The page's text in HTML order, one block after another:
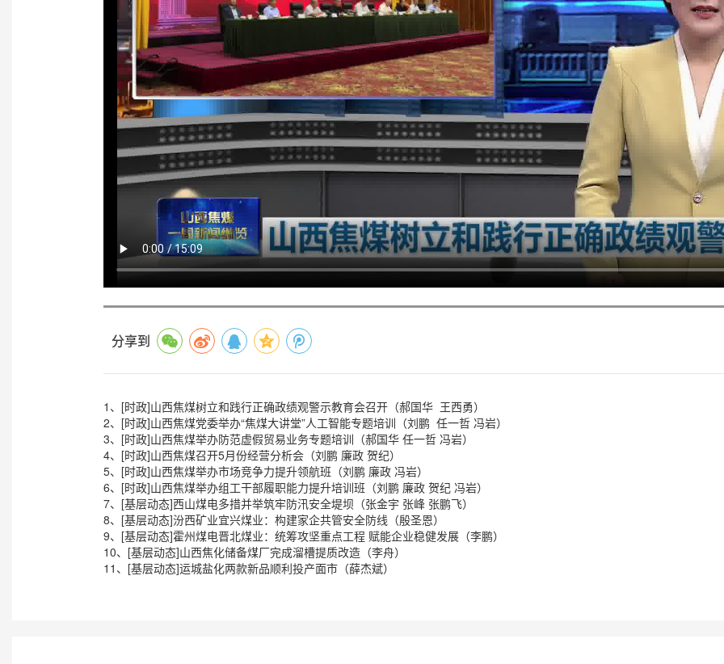
分享到
1、[时政]山西焦煤树立和践行正确政绩观警示教育会召开（郝国华 王西勇）
2、[时政]山西焦煤党委举办“焦煤大讲堂”人工智能专题培训（刘鹏 任一哲 冯岩）
3、[时政]山西焦煤举办防范虚假贸易业务专题培训（郝国华 任一哲 冯岩）
4、[时政]山西焦煤召开5月份经营分析会（刘鹏 廉政 贺纪）
5、[时政]山西焦煤举办市场竞争力提升领航班（刘鹏 廉政 冯岩）
6、[时政]山西焦煤举办组工干部履职能力提升培训班（刘鹏 廉政 贺纪 冯岩）
7、[基层动态]西山煤电多措并举筑牢防汛安全堤坝（张金宇 张峰 张鹏飞）
8、[基层动态]汾西矿业宜兴煤业：构建家企共管安全防线（殷圣恩）
9、[基层动态]霍州煤电晋北煤业：统筹攻坚重点工程 赋能企业稳健发展（李鹏）
10、[基层动态]山西焦化储备煤厂完成溜槽提质改造（李舟）
11、[基层动态]运城盐化两款新品顺利投产面市（薛杰斌）